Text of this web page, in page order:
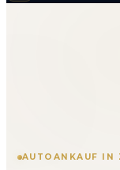
AUTOANKAUF IN